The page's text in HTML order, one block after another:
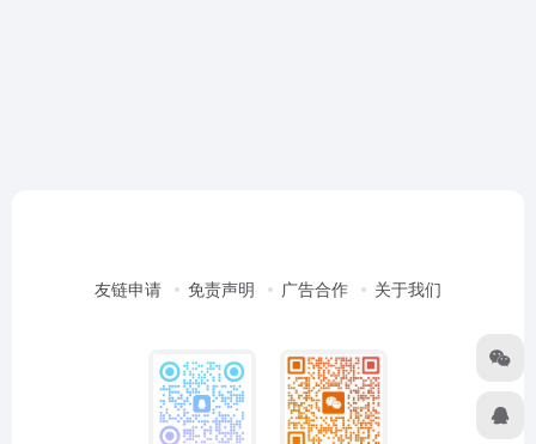
友链申请 免责声明 广告合作 关于我们